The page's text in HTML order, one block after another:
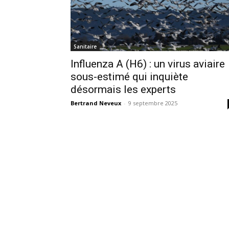
Sanitaire
Influenza A (H6) : un virus aviaire
sous-estimé qui inquiète
désormais les experts
Bertrand Neveux - 9 septembre 2025